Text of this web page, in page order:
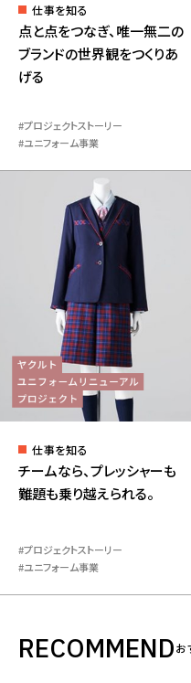
仕事を知る
点と点をつなぎ、唯一無二の
ブランドの世界観をつくりあ
げる
プロジェクトストーリー
ユニフォーム事業
仕事を知る
チームなら、プレッシャーも
難題も乗り越えられる。
プロジェクトストーリー
ユニフォーム事業
RECOMMENDお